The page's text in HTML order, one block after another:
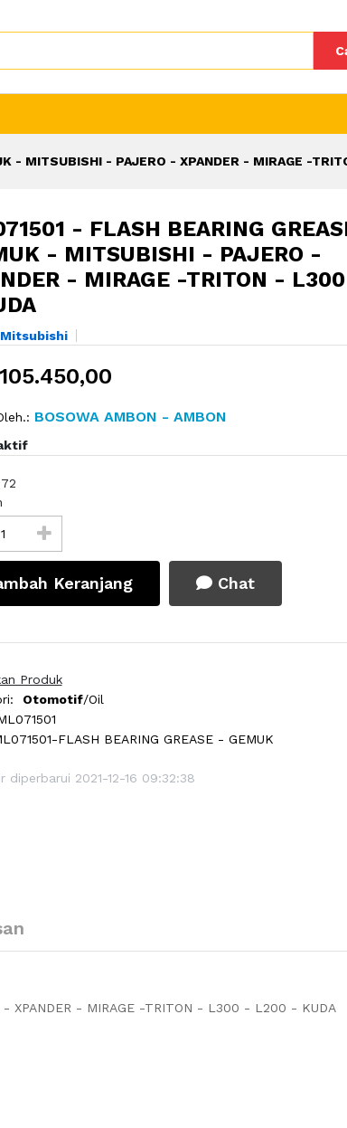
- MITSUBISHI - PAJERO - XPANDER - MIRAGE -
- FLASH BEARING
- MITSUBISHI - PAJERO -
- MIRAGE -TRITON -
Mitsubishi
BOSOWA AMBON - AMBON
72
Keranjang Chat
Produk
Otomotif/Oil
FLASH BEARING GREASE - GEMUK
diperbarui 2021-12-16 09:32:38
- XPANDER - MIRAGE -TRITON - L300 - L200 - KUDA